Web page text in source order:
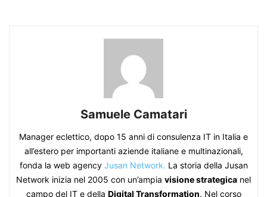
Samuele Camatari
Manager eclettico, dopo 15 anni di consulenza IT in Italia e
all’estero per importanti aziende italiane e multinazionali,
fonda la web agency Jusan Network. La storia della Jusan
Network inizia nel 2005 con un’ampia visione strategica nel
campo del IT e della Digital Transformation. Nel corso